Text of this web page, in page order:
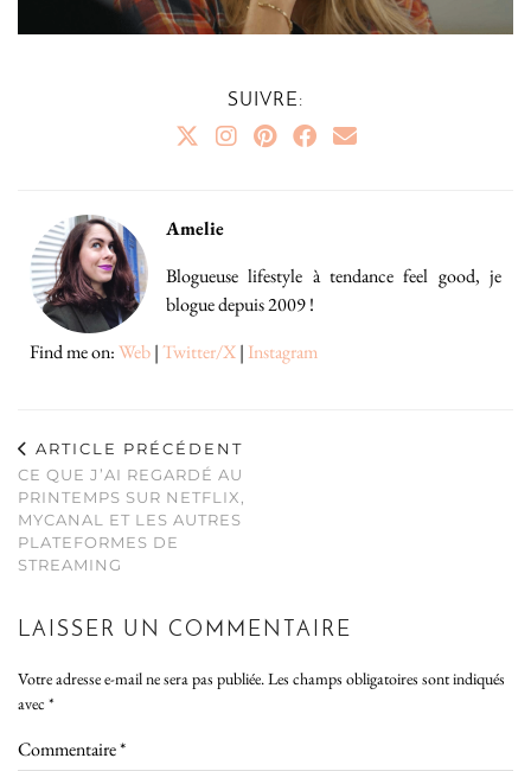
SUIVRE:
Amelie
Blogueuse lifestyle à tendance feel good, je
blogue depuis 2009 !
Find me on:Web|Twitter/X| Instagram
ARTICLE PRÉCÉDENT
CE QUE J’AI REGARDÉ AU
PRINTEMPS SUR NETFLIX,
MYCANAL ET LES AUTRES
PLATEFORMES DE
STREAMING
LAISSER UN COMMENTAIRE
Votre adresse e-mail ne sera pas publiée.Les champs obligatoires sont indiqués
avec *
Commentaire*